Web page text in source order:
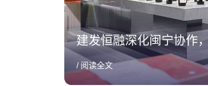
建发恒融深化闽宁协作
/ 阅读全文